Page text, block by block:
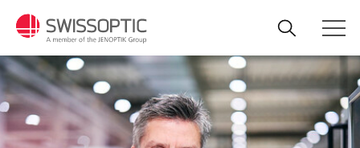
Direkt
zum
Inhalt